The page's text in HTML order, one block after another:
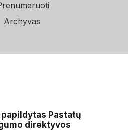
Archyvas
Pastatų
direktyvos